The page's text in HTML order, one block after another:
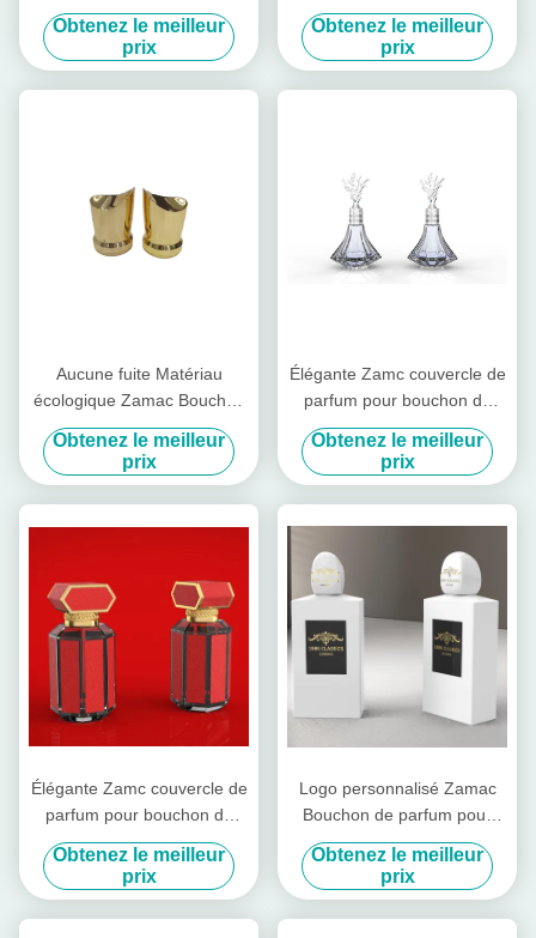
Zamac
Obtenez le meilleur
prix
Zamac Cap parfumé pour
Fea 15
Obtenez le meilleur
prix
Aucune fuite Matériau
écologique Zamac Bouchon
de parfum pour bouteille de
parfum en verre
Obtenez le meilleur
prix
Élégante Zamc couvercle de
parfum pour bouchon de
bouteille Service OEM /
ODM disponible
Obtenez le meilleur
prix
Élégante Zamc couvercle de
parfum pour bouchon de
bouteille Service OEM /
ODM disponible
Obtenez le meilleur
prix
Logo personnalisé Zamac
Bouchon de parfum pour
bouchon de bouteille
Obtenez le meilleur
prix